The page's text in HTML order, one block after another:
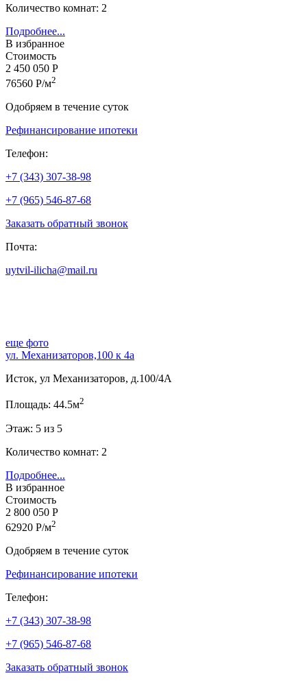
Количество комнат: 2
Подробнее...
В избранное
Стоимость
2 450 050 Р
76560 Р/м2
Одобряем в течение суток
Рефинансирование ипотеки
Телефон:
+7 (343) 307-38-98
+7 (965) 546-87-68
Заказать обратный звонок
Почта:
uytvil-ilicha@mail.ru
еще фото
ул. Механизаторов,100 к 4а
Исток, ул Механизаторов, д.100/4А
Площадь: 44.5м2
Этаж: 5 из 5
Количество комнат: 2
Подробнее...
В избранное
Стоимость
2 800 050 Р
62920 Р/м2
Одобряем в течение суток
Рефинансирование ипотеки
Телефон:
+7 (343) 307-38-98
+7 (965) 546-87-68
Заказать обратный звонок